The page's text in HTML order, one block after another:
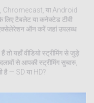
Chromecast, या Android
टैबलेट या कनेक्टेड टीवी
ऑन करें जहां उपलब्ध
यहाँ वीडियो स्ट्रीमिंग से जुड़े
से आपकी स्ट्रीमिंग सुचारु,
है — SD या HD?